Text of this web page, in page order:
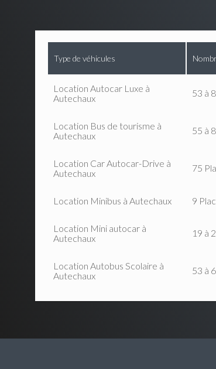
Type de véhicules
Location Autocar Luxe à
Autechaux
53 à
Location Bus de tourisme à
Autechaux
55 à
Location Car Autocar-Drive à
Autechaux
75
Location Minibus à Autechaux 9
Location Mini autocar à
Autechaux
19 à
Location Autobus Scolaire à
Autechaux
53 à